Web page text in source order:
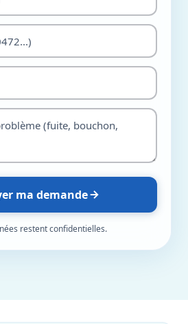
ma demande
restent confidentielles.